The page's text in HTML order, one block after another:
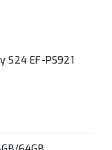
S24 EF-PS921